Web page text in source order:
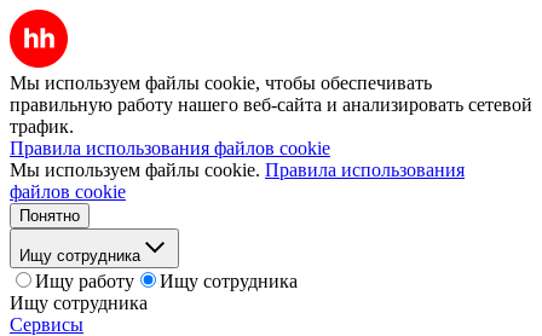
Мы используем файлы cookie, чтобы обеспечивать
правильную работу нашего веб-сайта и анализировать сетевой
трафик.
Правила использования файлов cookie
Мы используем файлы cookie. Правила использования
файлов cookie
Понятно
Ищу сотрудника
Ищу работу
Ищу сотрудника
Ищу сотрудника
Сервисы